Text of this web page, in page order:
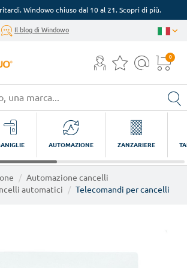
Windowo chiuso dal 10 al 21. Scopri di più.
Il blog di Windowo
0
AUTOMAZIONE ZANZARIERE
Automazione cancelli
automatici
Telecomandi per cancelli